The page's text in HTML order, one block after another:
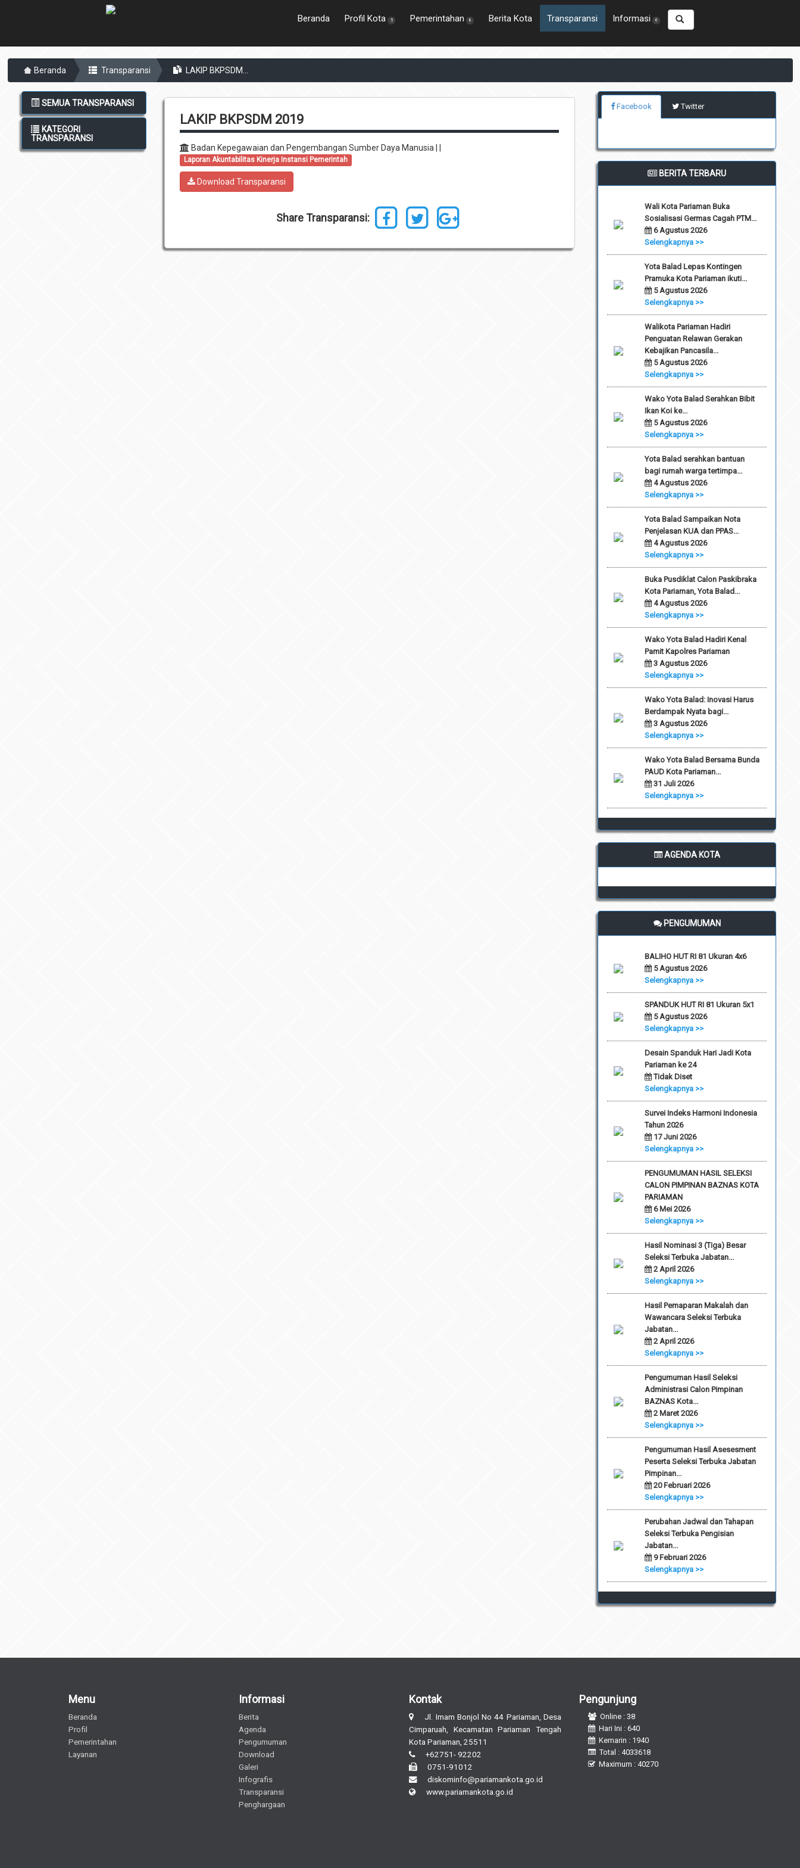
Beranda Profil Kota 5 Pemerintahan 8 Berita Kota Transparansi Informasi 6
Beranda Transparansi LAKIP BKPSDM...
SEMUA TRANSPARANSI
KATEGORI
TRANSPARANSI
LAKIP BKPSDM 2019
Badan Kepegawaian dan Pengembangan Sumber Daya Manusia | |
Laporan Akuntabilitas Kinerja Instansi Pemerintah
Download Transparansi
Share Transparansi:
Facebook Twitter
BERITA TERBARU
Wali Kota Pariaman Buka
Sosialisasi Germas Cagah PTM...
6 Agustus 2026
Selengkapnya >>
Yota Balad Lepas Kontingen
Pramuka Kota Pariaman ikuti...
5 Agustus 2026
Selengkapnya >>
Walikota Pariaman Hadiri
Penguatan Relawan Gerakan
Kebajikan Pancasila...
5 Agustus 2026
Selengkapnya >>
Wako Yota Balad Serahkan Bibit
Ikan Koi ke...
5 Agustus 2026
Selengkapnya >>
Yota Balad serahkan bantuan
bagi rumah warga tertimpa...
4 Agustus 2026
Selengkapnya >>
Yota Balad Sampaikan Nota
Penjelasan KUA dan PPAS...
4 Agustus 2026
Selengkapnya >>
Buka Pusdiklat Calon Paskibraka
Kota Pariaman, Yota Balad...
4 Agustus 2026
Selengkapnya >>
Wako Yota Balad Hadiri Kenal
Pamit Kapolres Pariaman
3 Agustus 2026
Selengkapnya >>
Wako Yota Balad: Inovasi Harus
Berdampak Nyata bagi...
3 Agustus 2026
Selengkapnya >>
Wako Yota Balad Bersama Bunda
PAUD Kota Pariaman...
31 Juli 2026
Selengkapnya >>
AGENDA KOTA
PENGUMUMAN
BALIHO HUT RI 81 Ukuran 4x6
5 Agustus 2026
Selengkapnya >>
SPANDUK HUT RI 81 Ukuran 5x1
5 Agustus 2026
Selengkapnya >>
Desain Spanduk Hari Jadi Kota
Pariaman ke 24
Tidak Diset
Selengkapnya >>
Survei Indeks Harmoni Indonesia
Tahun 2026
17 Juni 2026
Selengkapnya >>
PENGUMUMAN HASIL SELEKSI
CALON PIMPINAN BAZNAS KOTA
PARIAMAN
6 Mei 2026
Selengkapnya >>
Hasil Nominasi 3 (Tiga) Besar
Seleksi Terbuka Jabatan...
2 April 2026
Selengkapnya >>
Hasil Pemaparan Makalah dan
Wawancara Seleksi Terbuka
Jabatan...
2 April 2026
Selengkapnya >>
Pengumuman Hasil Seleksi
Administrasi Calon Pimpinan
BAZNAS Kota...
2 Maret 2026
Selengkapnya >>
Pengumuman Hasil Asesesment
Peserta Seleksi Terbuka Jabatan
Pimpinan...
20 Februari 2026
Selengkapnya >>
Perubahan Jadwal dan Tahapan
Seleksi Terbuka Pengisian
Jabatan...
9 Februari 2026
Selengkapnya >>
Menu
Beranda
Profil
Pemerintahan
Layanan
Informasi
Berita
Agenda
Pengumuman
Download
Galeri
Infografis
Transparansi
Penghargaan
Kontak
Jl. Imam Bonjol No 44 Pariaman, Desa
Cimparuah, Kecamatan Pariaman Tengah
Kota Pariaman, 25511
+62751- 92202
0751-91012
diskominfo@pariamankota.go.id
www.pariamankota.go.id
Pengunjung
Online : 38
Hari Ini : 640
Kemarin : 1940
Total : 4033618
Maximum : 40270